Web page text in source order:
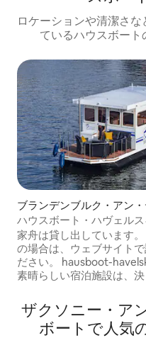
ロケーションや清潔さ
ているハウスボー
ブランデンブルク・アン
ア・ハーフェルのハウス
ハウスボート・ハヴェル
家舟は貸し出しています。 運転をご希望
の場合は、ウェブサイトで
ださい。 hausboot-
素晴らしい宿泊施設は、
ーレンダム、そして美し
い船屋の素晴らしい眺め
釣り人に非常に人気があ
ザクソニー・ア
ボートで人気